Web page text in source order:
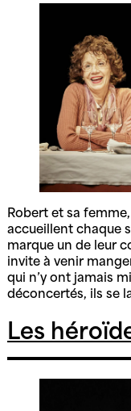
Robert et sa
accueillent chaque
marque un de leur
invite à venir
qui n’y ont jamais
déconcertés, ils se
Les